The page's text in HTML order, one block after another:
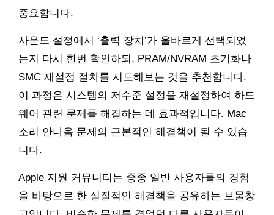
중요합니다.
사운드 설정에서 ‘출력 장치’가 올바르게 선택되었
는지 다시 한번 확인하되, PRAM/NVRAM 초기화나
SMC 재설정 절차를 시도해보는 것을 추천합니다.
이 과정은 시스템의 저수준 설정을 재설정하여 하드
웨어 관련 문제를 해결하는 데 효과적입니다. Mac
소리 안나옴 문제의 근본적인 해결책이 될 수 있습
니다.
Apple 지원 커뮤니티는 종종 일반 사용자들의 경험
을 바탕으로 한 실질적인 해결책을 공유하는 보물창